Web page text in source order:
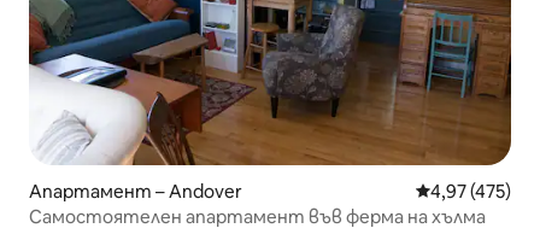
Апартамент – Andover Средна
4,97 (475)
Самостоятелен апартамент във ферма на хълма